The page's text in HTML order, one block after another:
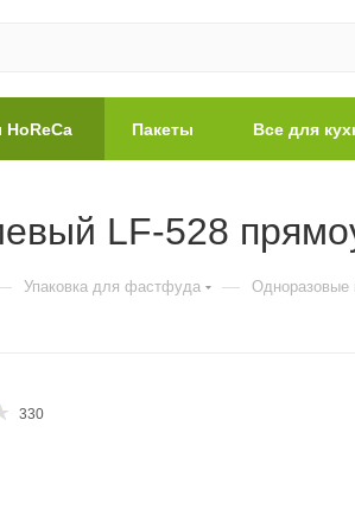
Пакеты Все для
LF-528
Упаковка для фастфуда — Одноразовые
330